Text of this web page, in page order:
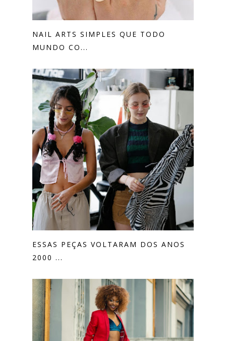
NAIL ARTS SIMPLES QUE TODO
MUNDO CO...
ESSAS PEÇAS VOLTARAM DOS ANOS
2000 ...